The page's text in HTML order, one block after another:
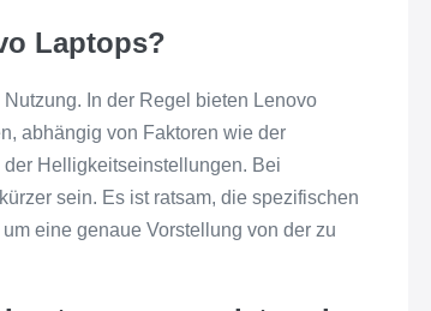
Laptops?
In der Regel bieten Lenovo
abhängig von Faktoren wie der
Helligkeitseinstellungen. Bei
sein. Es ist ratsam, die spezifischen
eine genaue Vorstellung von der zu